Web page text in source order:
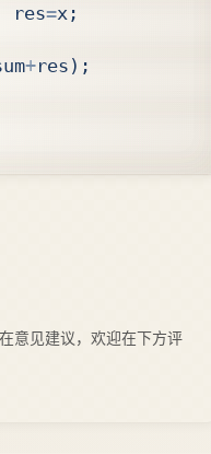
res=x ;
+res );
意见建议，欢迎在下方评